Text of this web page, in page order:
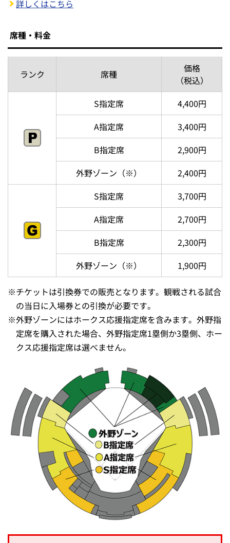
用して試合に臨みます。※レプリカユニフォームの入場者
詳しくはこちら
「九州の肉グルメ」をテーマに、さまざまなメニューを展
開♪また、コンコース内の肉グルメは30％OFFに！さらに
勝敗にかかわらず、試合後の花火実施！
詳しくはこちら
席種
価格
（税込）
S指定席
4,400円
A指定席
3,400円
B指定席
2,900円
外野ゾーン（※）
2,400円
S指定席
3,700円
A指定席
2,700円
B指定席
外野ゾーン（※）
1,900円
※ チケットは引換券での販売となります。観戦される試合
の当日に入場券との引換が必要です。
外野ゾーンにはホークス応援指定席を含みます。外野指
定席を購入された場合、外野指定席1塁側か3塁側、ホー
クス応援指定席は選べません。